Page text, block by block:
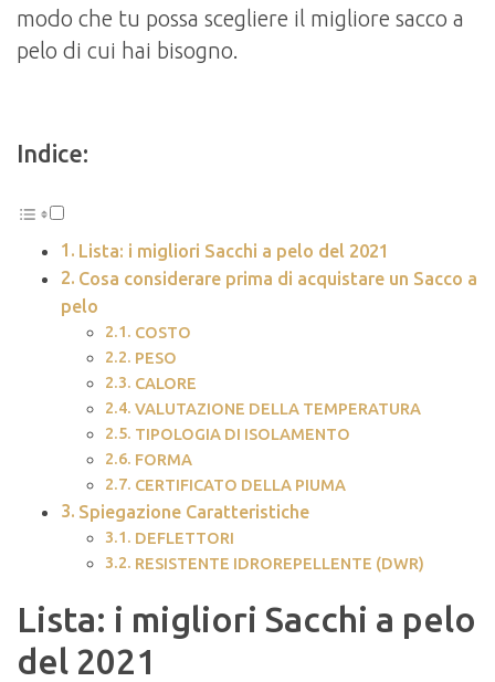
modo che tu possa scegliere il migliore sacco a
pelo di cui hai bisogno.
Indice:
Lista: i migliori Sacchi a pelo del 2021
Cosa considerare prima di acquistare un Sacco a
pelo
COSTO
PESO
CALORE
VALUTAZIONE DELLA TEMPERATURA
TIPOLOGIA DI ISOLAMENTO
FORMA
CERTIFICATO DELLA PIUMA
Spiegazione Caratteristiche
DEFLETTORI
RESISTENTE IDROREPELLENTE (DWR)
Lista: i migliori Sacchi a pelo
del 2021